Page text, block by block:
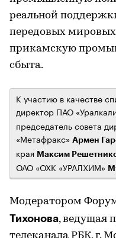
реальной
передовых мировых
прикамскую
сбыта.
К участию в качестве
директор ПАО
председатель совета
«Метафракс» Армен
края Максим
ОАО «ОХК «УРАЛХИМ»
Модератором
Тихонова, ведущая